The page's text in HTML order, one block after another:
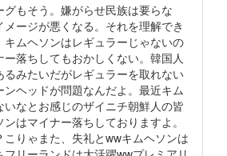
グもそう。嫌がらせ民族は要らな
メージが悪くなる。それを理解でき
キムヘソンはレギュラーじゃないの
ー落ちしてもおかしくない。韓国人
るみたいだがレギュラーを取れない
ンヘッドが問題なんだよ。最近キム
いなとお感じのザイニチ朝鮮人の皆
はマイナー落ちしておりますよ。
こりゃまた、失礼とwwキムヘソンは